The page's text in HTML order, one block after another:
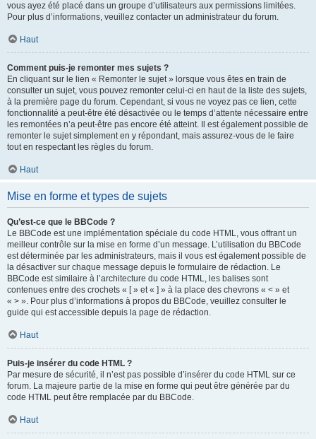
vous ayez été placé dans un groupe d’utilisateurs aux permissions limitées.
Pour plus d’informations, veuillez contacter un administrateur du forum.
Haut
Comment puis-je remonter mes sujets ?
En cliquant sur le lien « Remonter le sujet » lorsque vous êtes en train de
consulter un sujet, vous pouvez remonter celui-ci en haut de la liste des sujets,
à la première page du forum. Cependant, si vous ne voyez pas ce lien, cette
fonctionnalité a peut-être été désactivée ou le temps d’attente nécessaire entre
les remontées n’a peut-être pas encore été atteint. Il est également possible de
remonter le sujet simplement en y répondant, mais assurez-vous de le faire
tout en respectant les règles du forum.
Haut
Mise en forme et types de sujets
Qu’est-ce que le BBCode ?
Le BBCode est une implémentation spéciale du code HTML, vous offrant un
meilleur contrôle sur la mise en forme d’un message. L’utilisation du BBCode
est déterminée par les administrateurs, mais il vous est également possible de
la désactiver sur chaque message depuis le formulaire de rédaction. Le
BBCode est similaire à l’architecture du code HTML, les balises sont
contenues entre des crochets « [ » et « ] » à la place des chevrons « < » et
« > ». Pour plus d’informations à propos du BBCode, veuillez consulter le
guide qui est accessible depuis la page de rédaction.
Haut
Puis-je insérer du code HTML ?
Par mesure de sécurité, il n’est pas possible d’insérer du code HTML sur ce
forum. La majeure partie de la mise en forme qui peut être générée par du
code HTML peut être remplacée par du BBCode.
Haut